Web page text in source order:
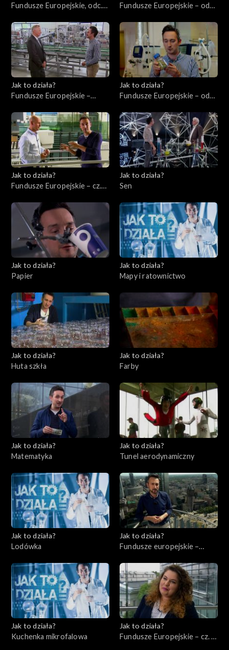
Fundusze Europejskie, odc.
Fundusze Europejskie – odc.
Jak to działa?
Fundusze Europejskie –
Jak to działa?
Fundusze Europejskie – odc.
Jak to działa?
Fundusze Europejskie – cz.
Jak to działa?
Sen
Jak to działa?
Papier
Jak to działa?
Mapy i ratownictwo
Jak to działa?
Huta szkła
Jak to działa?
Farby
Jak to działa?
Matematyka
Jak to działa?
Tunel aerodynamiczny
Jak to działa?
Lodówka
Jak to działa?
Fundusze europejskie –
Jak to działa?
Kuchenka mikrofalowa
Jak to działa?
Fundusze Europejskie – cz. 2,